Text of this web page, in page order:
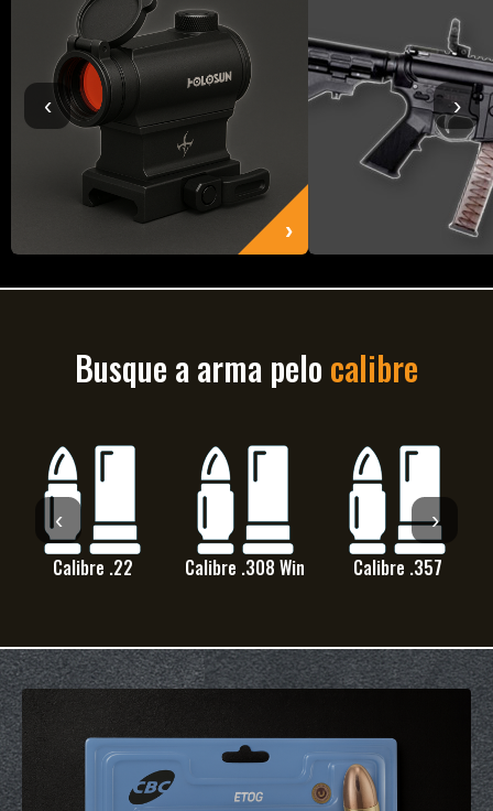
‹
ACESSÓRIOS CARABINAS
›
Busque a arma pelo calibre
‹
Calibre .22 Calibre .308 Win Calibre .357
›